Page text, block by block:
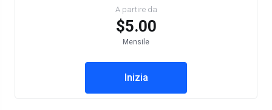
A partire da
$5.00
Mensile
Inizia